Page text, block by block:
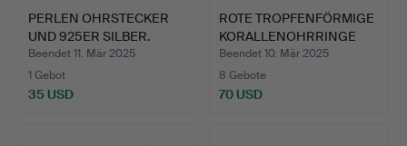
PERLEN OHRSTECKER
UND 925ER SILBER.
Beendet 11. Mär 2025
1 Gebot
35 USD
ROTE TROPFENFÖRMIGE
KORALLENOHRRINGE
UND 9…
Beendet 10. Mär 2025
8 Gebote
70 USD